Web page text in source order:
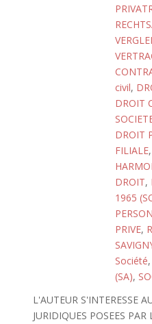
civil,
DROIT
DROIT
FILIALE,
DROIT,
1965
PRIVE,
Société,
(SA),
L'AUTEUR S'INTERESSE
JURIDIQUES POSEES